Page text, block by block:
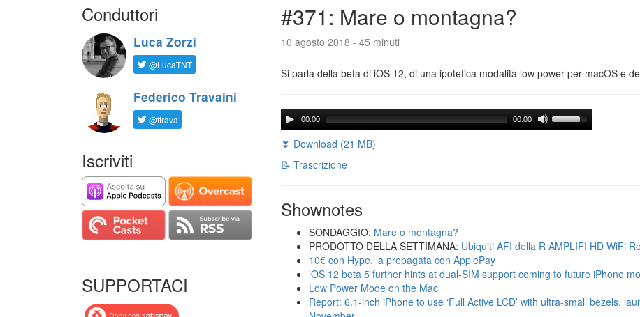
Conduttori
Luca Zorzi
@LucaTNT
Federico Travaini
@ftrava
Iscriviti
SUPPORTACI
#371: Mare o montagna?
10 agosto 2018 - 45 minuti
Si parla della beta di iOS 12, di una ipotetica modalità low power per macOS e
00:00 00:00
⏬ Download (21 MB)
📝 Trascrizione
Shownotes
SONDAGGIO: Mare o montagna?
PRODOTTO DELLA SETTIMANA: Ubiquiti AFI della R AMPLIFI HD WiFi
10€ con Hype, la prepagata con ApplePay
iOS 12 beta 5 further hints at dual-SIM support coming to future iPhone
Low Power Mode on the Mac
Report: 6.1-inch iPhone to use ‘Full Active LCD’ with ultra-small bezels,